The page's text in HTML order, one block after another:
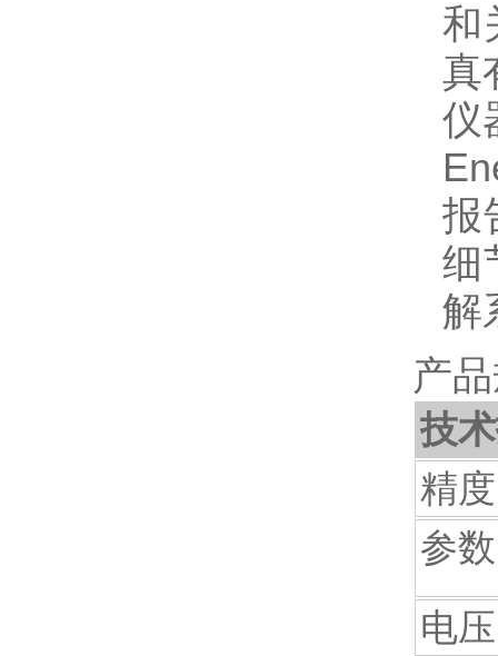
和
真
仪
报
细
解
产
技
精度
参数
电压